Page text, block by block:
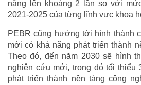
nâng lên khoảng 2 lần so với
2021-2025 của từng lĩnh vực khoa
PEBR cũng hướng tới hình thành
mới có khả năng phát triển thành
Theo đó, đến năm 2030 sẽ hình
nghiên cứu mới, trong đó tối thiểu
phát triển thành nền tảng công